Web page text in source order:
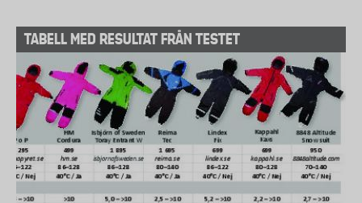
TABELL MED RESULTAT FRÅN TESTET